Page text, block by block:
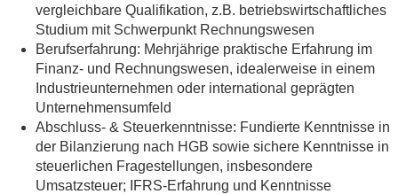
vergleichbare Qualifikation, z.B. betriebswirtschaftliches
Studium mit Schwerpunkt Rechnungswesen
Berufserfahrung: Mehrjährige praktische Erfahrung im
Finanz- und Rechnungswesen, idealerweise in einem
Industrieunternehmen oder international geprägten
Unternehmensumfeld
Abschluss- & Steuerkenntnisse: Fundierte Kenntnisse in
der Bilanzierung nach HGB sowie sichere Kenntnisse in
steuerlichen Fragestellungen, insbesondere
Umsatzsteuer; IFRS-Erfahrung und Kenntnisse